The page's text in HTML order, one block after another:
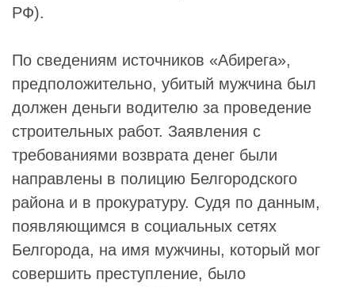
РФ).
По сведениям источников «Абирега»,
предположительно, убитый мужчина был
должен деньги водителю за проведение
строительных работ. Заявления с
требованиями возврата денег были
направлены в полицию Белгородского
района и в прокуратуру. Судя по данным,
появляющимся в социальных сетях
Белгорода, на имя мужчины, который мог
совершить преступление, было